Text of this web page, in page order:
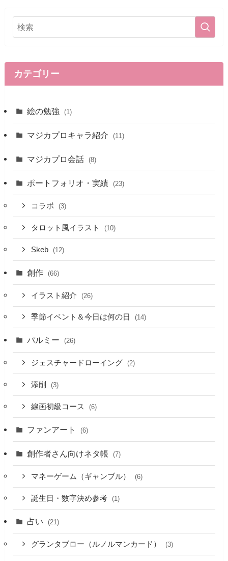
カテゴリー
絵の勉強 (1)
マジカプロキャラ紹介 (11)
マジカプロ会話 (8)
ポートフォリオ・実績 (23)
コラボ (3)
タロット風イラスト (10)
Skeb (12)
創作 (66)
イラスト紹介 (26)
季節イベント＆今日は何の日 (14)
パルミー (26)
ジェスチャードローイング (2)
添削 (3)
線画初級コース (6)
ファンアート (6)
創作者さん向けネタ帳 (7)
マネーゲーム（ギャンブル） (6)
誕生日・数字決め参考 (1)
占い (21)
グランタブロー（ルノルマンカード） (3)